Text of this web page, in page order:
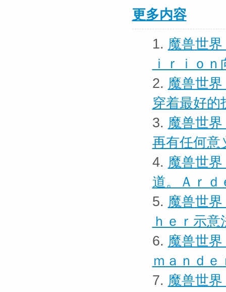
更多内容
1. 魔兽世
ｉｒｉｏｎ
2. 魔兽世
穿着最好的
3. 魔兽世
再有任何意
4. 魔兽世
道。Ａｒｄ
5. 魔兽世
ｈｅｒ示意
6. 魔兽世
ｍａｎｄｅ
7. 魔兽世